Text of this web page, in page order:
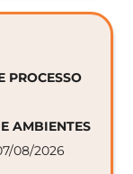
PROCESSO
AMBIENTES
08/2026